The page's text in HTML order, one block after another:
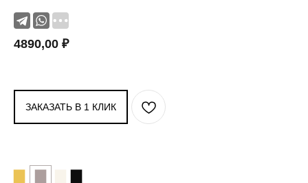
4890,00 ₽
ЗАКАЗАТЬ В 1 КЛИК